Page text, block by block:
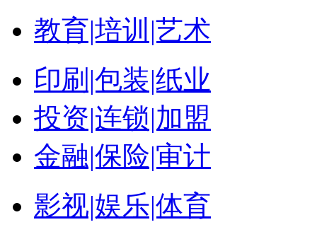
教育|培训|艺术
印刷|包装|纸业
投资|连锁|加盟
金融|保险|审计
影视|娱乐|体育